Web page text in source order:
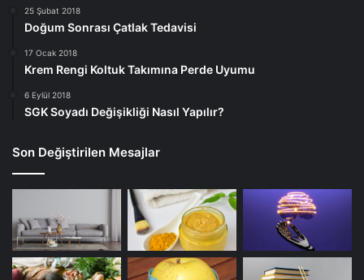
25 Şubat 2018
Doğum Sonrası Çatlak Tedavisi
17 Ocak 2018
Krem Rengi Koltuk Takımına Perde Uyumu
6 Eylül 2018
SGK Soyadı Değişikliği Nasıl Yapılır?
Son Değiştirilen Mesajlar